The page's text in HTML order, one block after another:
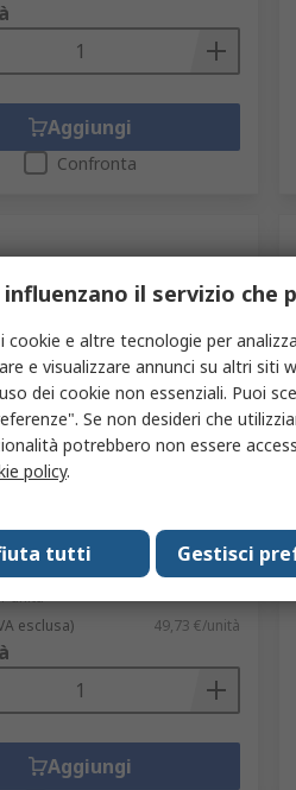
Aggiungi
Confronta
Fellowes ARC A3
A3 Nero
unità
esclusa) 49,73 €/unità
Aggiungi
il servizio che
cookie e altre tecnologie per
e visualizzare annunci su altri siti
dei cookie non essenziali. Puoi
Se non desideri che
potrebbero non essere
policy.
Gestisci
tutti